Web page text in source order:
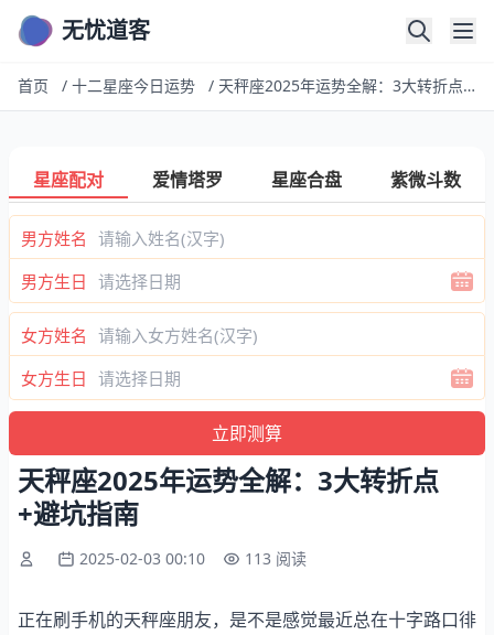
无忧道客
首页 / 十二星座今日运势 / 天秤座2025年运势全解：3大转折点+避坑指南
星座配对 爱情塔罗 星座合盘 紫微斗数
男方姓名
男方生日
女方姓名
女方生日
天秤座2025年运势全解：3大转折点
+避坑指南
2025-02-03 00:10 113 阅读
正在刷手机的天秤座朋友，是不是感觉最近总在十字路口徘